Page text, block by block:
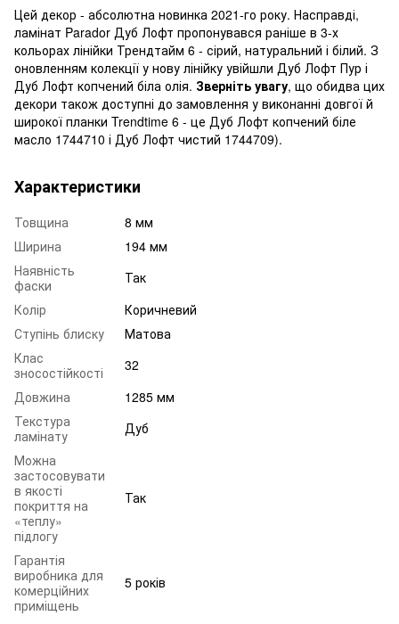
Цей декор - абсолютна новинка 2021-го року. Насправді,
ламінат Parador Дуб Лофт пропонувався раніше в 3-х
кольорах лінійки Трендтайм 6 - сірий, натуральний і білий. З
оновленням колекції у нову лінійку увійшли Дуб Лофт Пур і
Дуб Лофт копчений біла олія. Зверніть увагу, що обидва цих
декори також доступні до замовлення у виконанні довгої й
широкої планки Trendtime 6 - це Дуб Лофт копчений біле
масло 1744710 і Дуб Лофт чистий 1744709).
Характеристики
Товщина
8 мм
Ширина
194 мм
Наявність
фаски
Так
Колір
Коричневий
Ступінь блиску
Матова
Клас
зносостійкості
32
Довжина
1285 мм
Текстура
ламінату
Дуб
Можна
застосовувати
в якості
покриття на
«теплу»
підлогу
Так
Гарантія
виробника для
комерційних
приміщень
5 років